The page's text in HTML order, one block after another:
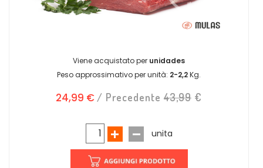
Viene acquistato per unidades
Peso approssimativo per unità: 2-2,2Kg.
24,99 €/ Precedente43,99 €
unita